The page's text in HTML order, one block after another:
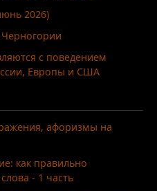
2026)
с поведением
Европы и США
афоризмы на
как правильно
- 1 часть